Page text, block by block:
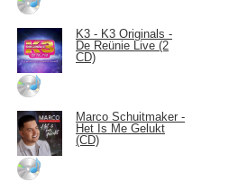
K3 - K3 Originals -
De Reünie Live (2
CD)
Marco Schuitmaker -
Het Is Me Gelukt
(CD)